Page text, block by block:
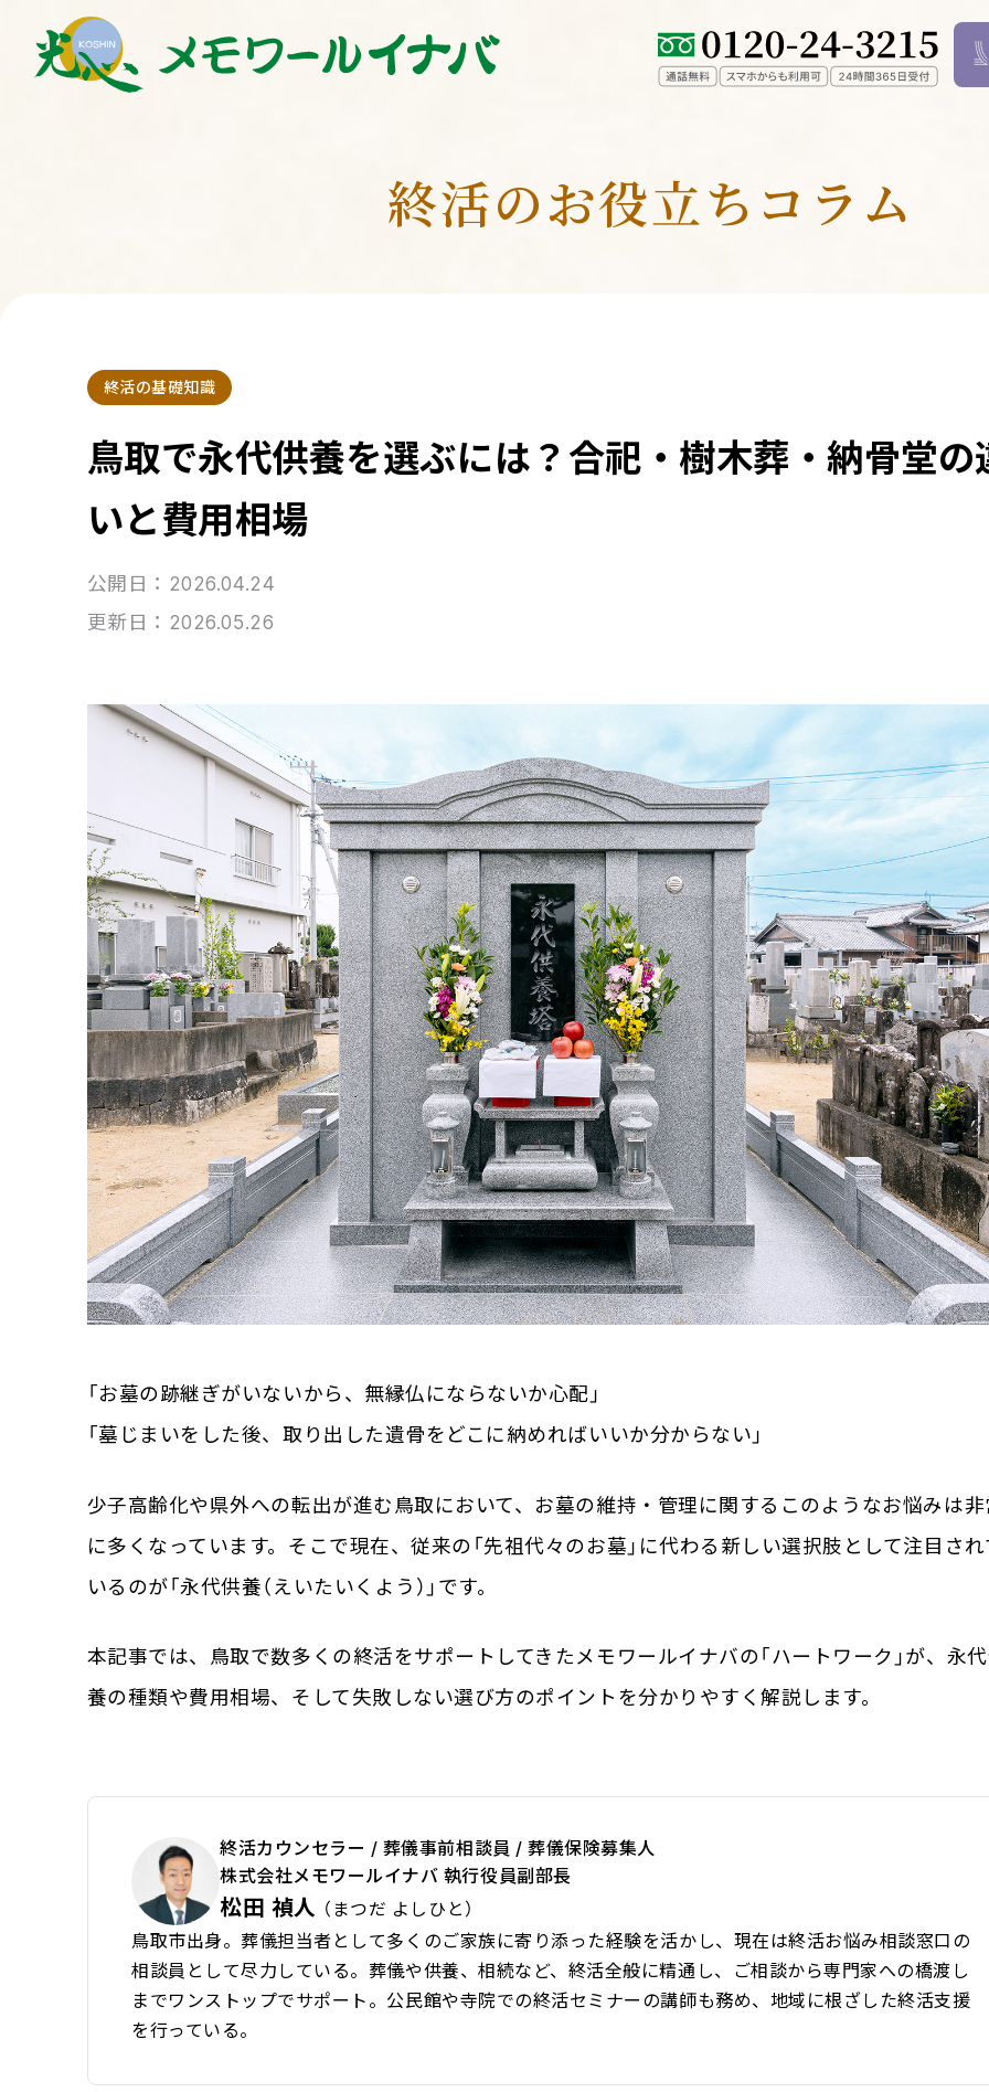
終活のお役立ちコラム
終活の基礎知識
鳥取で永代供養を選ぶには？合祀・樹木葬・納骨堂の
いと費用相場
公開日：2026.04.24
更新日：2026.05.26
「お墓の跡継ぎがいないから、無縁仏にならないか心配」
「墓じまいをした後、取り出した遺骨をどこに納めればいいか分からない」
少子高齢化や県外への転出が進む鳥取において、お墓の維持・管理に関するこのようなお悩みは非
に多くなっています。そこで現在、従来の「先祖代々のお墓」に代わる新しい選択肢として注目され
いるのが「永代供養（えいたいくよう）」です。
本記事では、鳥取で数多くの終活をサポートしてきたメモワールイナバの「ハートワーク」が、永
養の種類や費用相場、そして失敗しない選び方のポイントを分かりやすく解説します。
終活カウンセラー / 葬儀事前相談員 / 葬儀保険募集人
株式会社メモワールイナバ 執行役員副部長
松田 禎人 （まつだ よしひと）
鳥取市出身。葬儀担当者として多くのご家族に寄り添った経験を活かし、現在は終活お悩み相談窓口の
相談員として尽力している。葬儀や供養、相続など、終活全般に精通し、ご相談から専門家への橋渡し
までワンストップでサポート。公民館や寺院での終活セミナーの講師も務め、地域に根ざした終活支援
を行っている。